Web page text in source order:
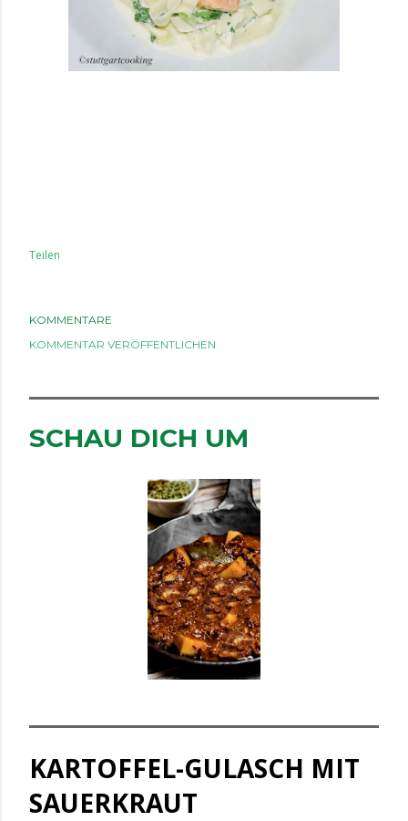
Teilen
KOMMENTARE
KOMMENTAR VERÖFFENTLICHEN
SCHAU DICH UM
KARTOFFEL-GULASCH MIT
SAUERKRAUT